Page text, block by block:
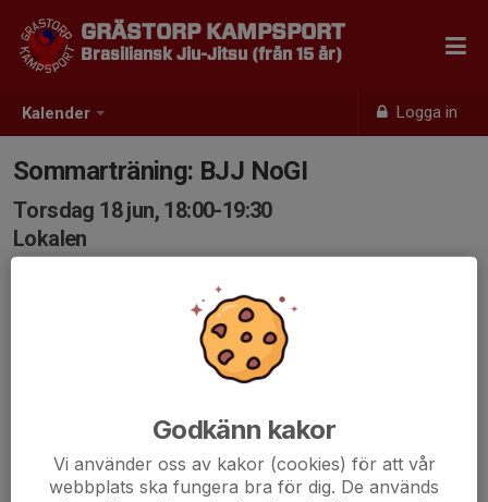
Kalender Logga in
GRÄSTORP KAMPSPORT
Brasiliansk Jiu-Jitsu (från 15 år)
Sommarträning: BJJ NoGI
Torsdag 18 jun, 18:00-19:30
Lokalen
Godkänn kakor
Vi använder oss av kakor (cookies) för att vår
webbplats ska fungera bra för dig. De används